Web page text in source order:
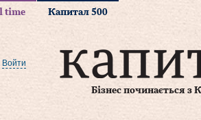
time Капитал 500
Бізнес починається з
Войти